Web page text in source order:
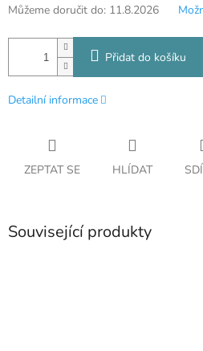
Můžeme doručit do: 11.8.2026
Přidat do košíku
Detailní informace
ZEPTAT SE HLÍDAT
Související produkty